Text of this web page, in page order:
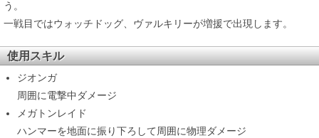
う。
一戦目ではウォッチドッグ、ヴァルキリーが増援で出現します。
使用スキル
ジオンガ
周囲に電撃中ダメージ
メガトンレイド
ハンマーを地面に振り下ろして周囲に物理ダメージ